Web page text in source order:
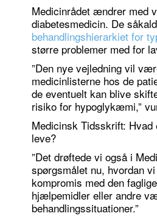
Medicinrådet ændrer med
diabetesmedicin. De
behandlingshierarkiet for
større problemer med for
”Den nye vejledning vil
medicinlisterne hos de
de eventuelt kan blive
risiko for hypoglykæmi,”
Medicinsk Tidsskrift:
leve?
”Det drøftede vi også i
spørgsmålet nu, hvordan
kompromis med den
hjælpemidler eller andre
behandlingssituationer.”